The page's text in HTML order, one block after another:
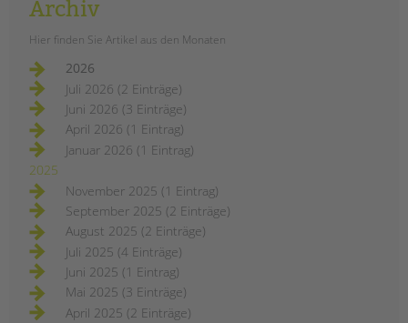
vielseitigen Angeboten für
Jugendliche, direkt neben unserer
Renovierungsarbeiten laufen, startet
das Team bereits erste Aktivitäten im
Stadtteil – ein Treffpunkt, der bald
Raum für Austausch, Freizeit und
Eigeninitiative bietet.
weiterleseneine
neue
jugendfreizeiteinrichtung
im
tietzenweg
Archiv
Hier finden Sie Artikel aus den Monaten
2026
Juli 2026 (2 Einträge)
Juni 2026 (3 Einträge)
April 2026 (1 Eintrag)
Januar 2026 (1 Eintrag)
2025
November 2025 (1 Eintrag)
September 2025 (2 Einträge)
August 2025 (2 Einträge)
Juli 2025 (4 Einträge)
Juni 2025 (1 Eintrag)
Mai 2025 (3 Einträge)
April 2025 (2 Einträge)